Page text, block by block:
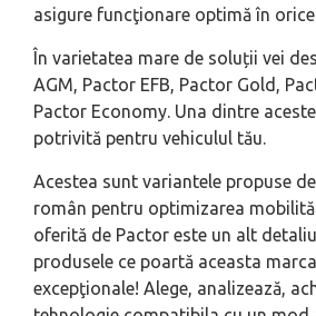
asigure funcţionare optimă în
În varietatea mare de soluții vei
AGM, Pactor EFB, Pactor Gold,
Pactor Economy. Una dintre
potrivită pentru vehiculul tău.
Acestea sunt variantele propuse
român pentru optimizarea
oferită de Pactor este un alt
produsele ce poartă aceasta
excepţionale! Alege, analizează,